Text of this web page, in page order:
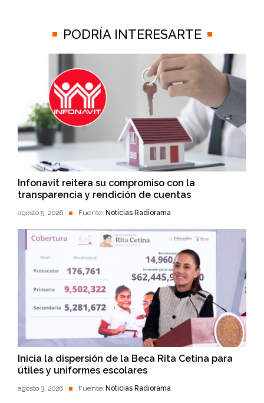
PODRÍA INTERESARTE
Infonavit reitera su compromiso con la
transparencia y rendición de cuentas
agosto 5, 2026 Fuente: Noticias Radiorama
Inicia la dispersión de la Beca Rita Cetina para
útiles y uniformes escolares
agosto 3, 2026 Fuente: Noticias Radiorama